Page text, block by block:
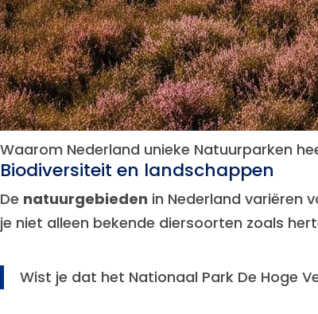
Waarom Nederland unieke Natuurparken
Biodiversiteit en landschappen
De natuurgebieden in Nederland variëren
je niet alleen bekende diersoorten zoals
Wist je dat het Nationaal Park De Hoge